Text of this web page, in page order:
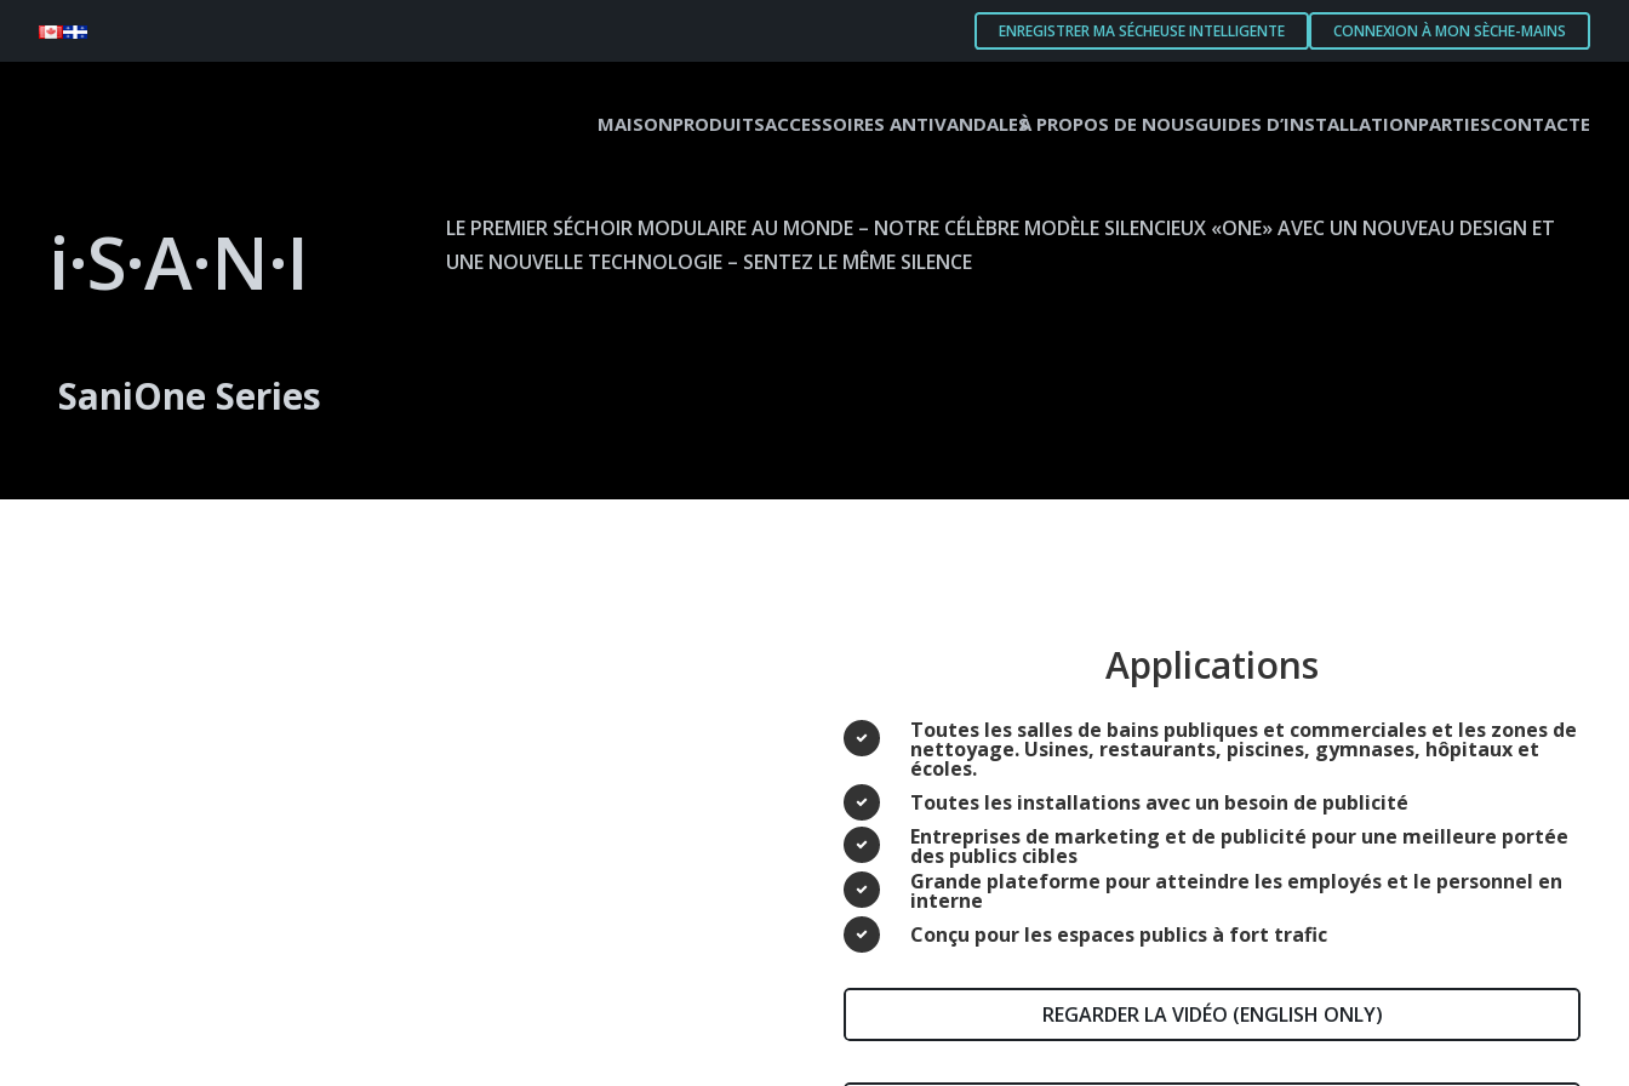
ENREGISTRER MA SÉCHEUSE INTELLIGENTE CONNEXION À MON SÈCHE-MAINS
MAISONPRODUITSACCESSOIRES ANTIVANDALESÀ PROPOS DE NOUSGUIDES D’INSTALLATIONPARTIESCONTACTE
i·S·A·N·I
SaniOne Series
LE PREMIER SÉCHOIR MODULAIRE AU MONDE – NOTRE CÉLÈBRE MODÈLE SILENCIEUX «ONE» AVEC UN NOUVEAU DESIGN ET
UNE NOUVELLE TECHNOLOGIE – SENTEZ LE MÊME SILENCE
Applications
Toutes les salles de bains publiques et commerciales et les zones de
nettoyage. Usines, restaurants, piscines, gymnases, hôpitaux et
écoles.
Toutes les installations avec un besoin de publicité
Entreprises de marketing et de publicité pour une meilleure portée
des publics cibles
Grande plateforme pour atteindre les employés et le personnel en
interne
Conçu pour les espaces publics à fort trafic
REGARDER LA VIDÉO (ENGLISH ONLY)